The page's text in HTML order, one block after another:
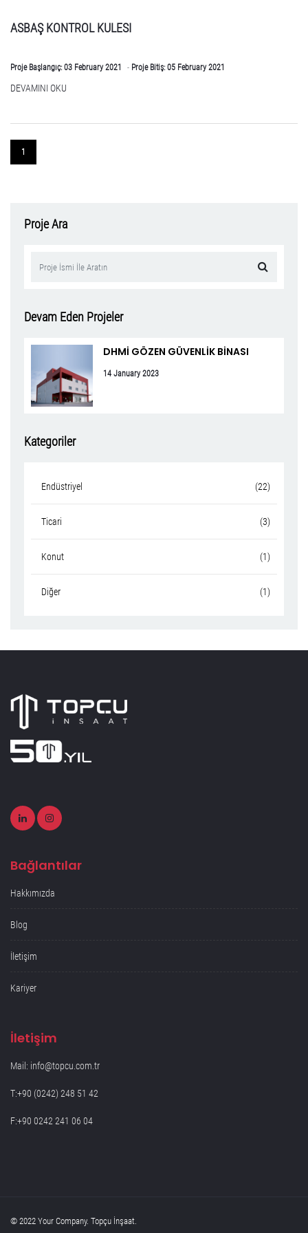
ASBAŞ KONTROL KULESI
Proje Başlangıç:03 February 2021 Proje Bitiş:05 February 2021
DEVAMINI OKU
1
Proje Ara
Devam Eden Projeler
DHMİ GÖZEN GÜVENLİK BİNASI
14 January 2023
Kategoriler
Endüstriyel (22)
Ticari (3)
Konut (1)
Diğer (1)
Bağlantılar
Hakkımızda
Blog
İletişim
Kariyer
İletişim
Mail: info@topcu.com.tr
T:+90 (0242) 248 51 42
F:+90 0242 241 06 04
© 2022 Your Company. Topçu İnşaat.